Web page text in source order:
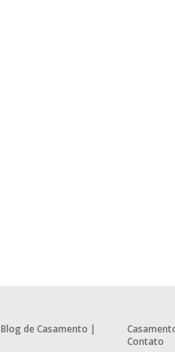
Blog de Casamento |
Contato